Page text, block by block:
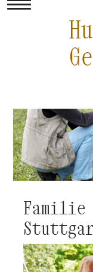
Familie